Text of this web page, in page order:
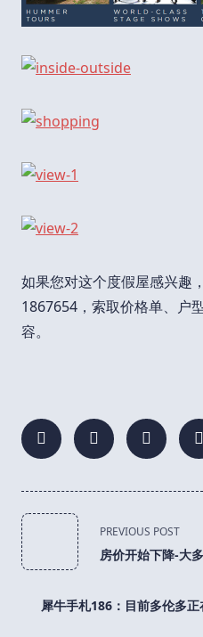
如果您对这个度假屋感兴趣
1867654，索取价格单、户
容。
<span
class="nav-
subtitle
reader-
PREVIOUS POST
房价开始下降-大
犀牛手札186：目前多伦多